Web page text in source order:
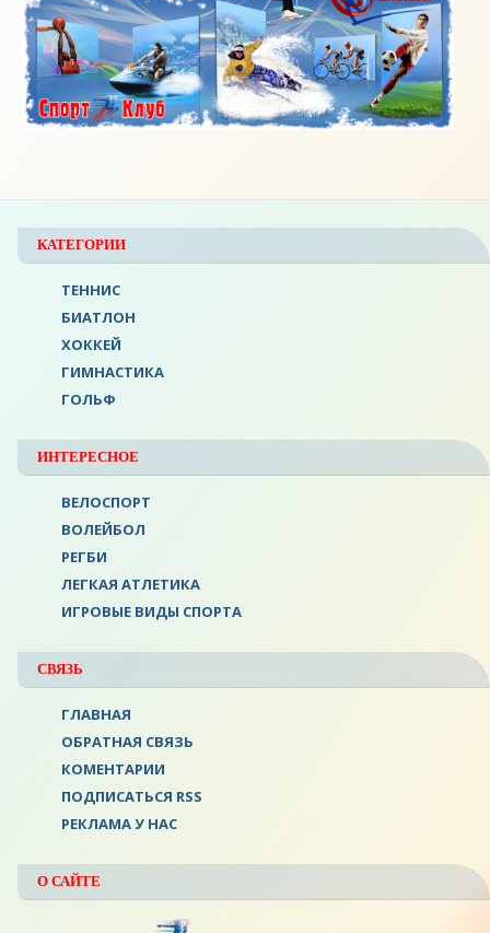
КАТЕГОРИИ
ТЕННИС
БИАТЛОН
ХОККЕЙ
ГИМНАСТИКА
ГОЛЬФ
ИНТЕРЕСНОЕ
ВЕЛОСПОРТ
ВОЛЕЙБОЛ
РЕГБИ
ЛЕГКАЯ АТЛЕТИКА
ИГРОВЫЕ ВИДЫ СПОРТА
СВЯЗЬ
ГЛАВНАЯ
ОБРАТНАЯ СВЯЗЬ
КОМЕНТАРИИ
ПОДПИСАТЬСЯ RSS
РЕКЛАМА У НАС
О САЙТЕ